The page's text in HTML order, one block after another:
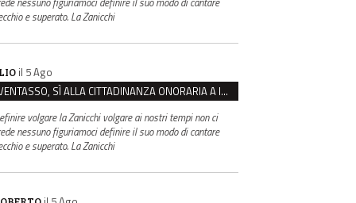
e superato. La Zanicchi
il 5 Ago
VENTASSO, SÌ ALLA CITTADINANZA ONORARIA A IVA ZANICCHI. MA BARGIACCHI: “È DI PESSIMO GUSTO”
volgare la Zanicchi volgare ai nostri tempi non ci
nessuno figuriamoci definire il suo modo di cantare
e superato. La Zanicchi